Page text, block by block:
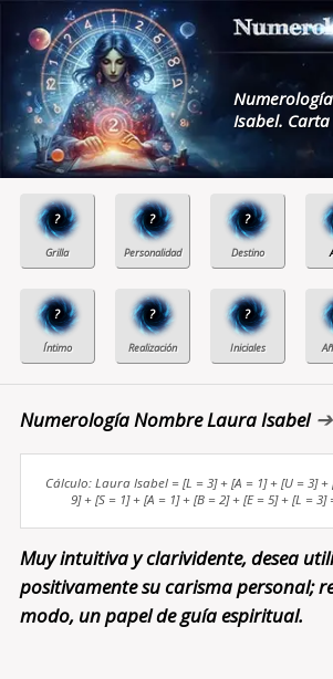
Isabel.
? ? ?
? ? ?
Numerología Nombre Laura Isabel➔
Cálculo: Laura Isabel = [L = 3] + [A = 1] + [U = 3] +
9] + [S = 1] + [A = 1] + [B = 2] + [E = 5] + [L = 3]
Muy intuitiva y clarividente, desea
positivamente su carisma personal;
modo, un papel de guía espiritual.